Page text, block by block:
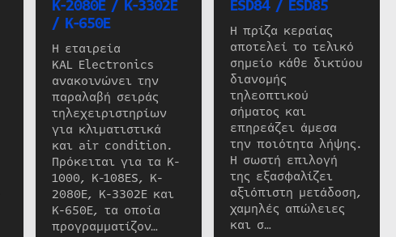
K-2080E / K-3302E
/ K-650E
Η εταιρεία
KAL Electronics
ανακοινώνει την
παραλαβή σειράς
τηλεχειριστηρίων
για κλιματιστικά
και air condition.
Πρόκειται για τα K-
1000, K-108ES, K-
2080E, K-3302E και
K-650E, τα οποία
προγραμματίζον…
ESD84 / ESD85
Η πρίζα κεραίας
αποτελεί το τελικό
σημείο κάθε δικτύου
διανομής
τηλεοπτικού
σήματος και
επηρεάζει άμεσα
την ποιότητα λήψης.
Η σωστή επιλογή
της εξασφαλίζει
αξιόπιστη μετάδοση,
χαμηλές απώλειες
και σ…